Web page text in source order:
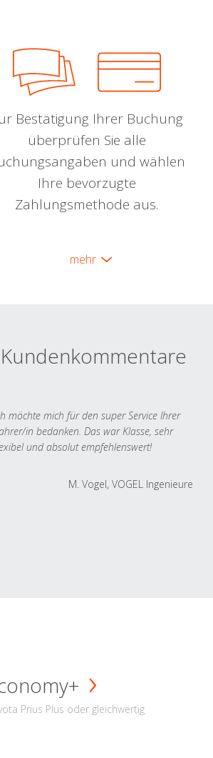
Bestätigung Ihrer Buchung
überprüfen Sie alle
und wählen
Ihre bevorzugte
Zahlungsmethode aus.
mehr
Kundenkommentare
möchte mich für den super Service Ihrer
in bedanken. Das war Klasse, sehr
und absolut empfehlenswert!
M. Vogel, VOGEL Ingenieure
Prius Plus oder gleichwertig